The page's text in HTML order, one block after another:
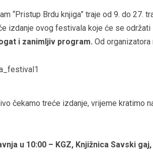
“Pristup Brdu knjiga” traje od 9. do 27.
izdanje ovog festivala koje će se održati
i zanimljiv program. Od
čekamo treće izdanje, vrijeme kratimo
u 10:00 – KGZ, Knjižnica Savski